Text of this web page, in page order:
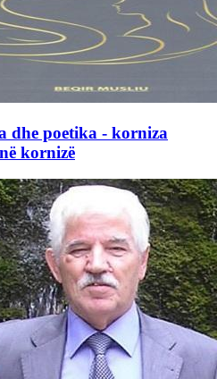
dhe poetika - korniza
kornizë